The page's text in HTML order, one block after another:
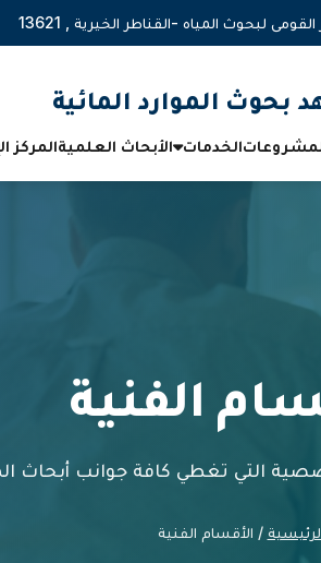
لبحوث المياه -القناطر الخيرية , 13621
بحوث الموارد المائية
الخدمات الأبحاث العلميةالمركز
الفنية
التي تغطي كافة جوانب أبحاث
/ الأقسام الفنية